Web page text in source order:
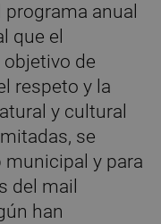
anual
que el
de
respeto y la
y cultural
se
y para
del mail
han